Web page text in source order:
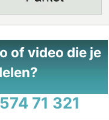
of video die je
71 321